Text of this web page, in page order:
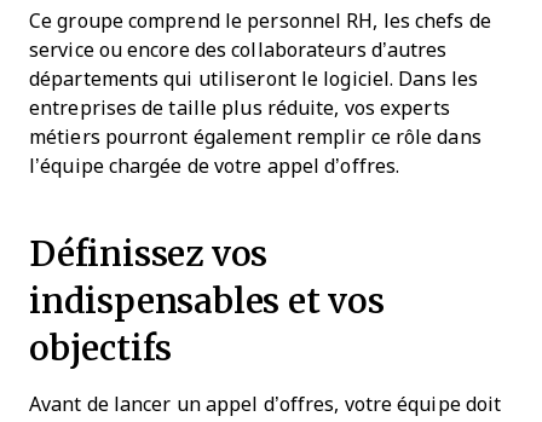
Ce groupe comprend le personnel RH, les chefs de
service ou encore des collaborateurs d’autres
départements qui utiliseront le logiciel. Dans les
entreprises de taille plus réduite, vos experts
métiers pourront également remplir ce rôle dans
l’équipe chargée de votre appel d’offres.
Définissez vos
indispensables et vos
objectifs
Avant de lancer un appel d’offres, votre équipe doit